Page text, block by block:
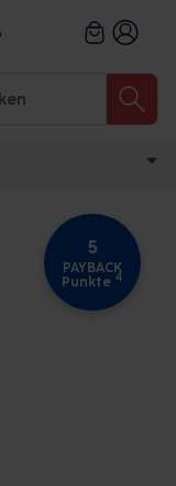
5
PAYBACK
Punkte 4